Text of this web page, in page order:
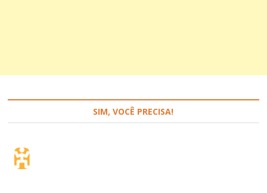
SIM, VOCÊ PRECISA!